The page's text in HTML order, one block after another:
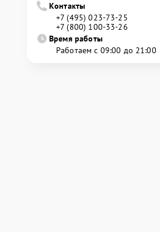
Контакты
+7 (495) 023-73-25
+7 (800) 100-33-26
Время работы
Работаем с 09:00 до 21:00